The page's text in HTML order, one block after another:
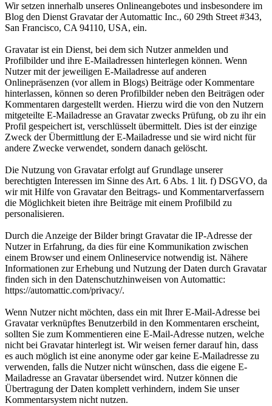
Wir setzen innerhalb unseres Onlineangebotes und insbesondere im
Blog den Dienst Gravatar der Automattic Inc., 60 29th Street #343,
San Francisco, CA 94110, USA, ein.
Gravatar ist ein Dienst, bei dem sich Nutzer anmelden und
Profilbilder und ihre E-Mailadressen hinterlegen können. Wenn
Nutzer mit der jeweiligen E-Mailadresse auf anderen
Onlinepräsenzen (vor allem in Blogs) Beiträge oder Kommentare
hinterlassen, können so deren Profilbilder neben den Beiträgen oder
Kommentaren dargestellt werden. Hierzu wird die von den Nutzern
mitgeteilte E-Mailadresse an Gravatar zwecks Prüfung, ob zu ihr ein
Profil gespeichert ist, verschlüsselt übermittelt. Dies ist der einzige
Zweck der Übermittlung der E-Mailadresse und sie wird nicht für
andere Zwecke verwendet, sondern danach gelöscht.
Die Nutzung von Gravatar erfolgt auf Grundlage unserer
berechtigten Interessen im Sinne des Art. 6 Abs. 1 lit. f) DSGVO, da
wir mit Hilfe von Gravatar den Beitrags- und Kommentarverfassern
die Möglichkeit bieten ihre Beiträge mit einem Profilbild zu
personalisieren.
Durch die Anzeige der Bilder bringt Gravatar die IP-Adresse der
Nutzer in Erfahrung, da dies für eine Kommunikation zwischen
einem Browser und einem Onlineservice notwendig ist. Nähere
Informationen zur Erhebung und Nutzung der Daten durch Gravatar
finden sich in den Datenschutzhinweisen von Automattic:
https://automattic.com/privacy/.
Wenn Nutzer nicht möchten, dass ein mit Ihrer E-Mail-Adresse bei
Gravatar verknüpftes Benutzerbild in den Kommentaren erscheint,
sollten Sie zum Kommentieren eine E-Mail-Adresse nutzen, welche
nicht bei Gravatar hinterlegt ist. Wir weisen ferner darauf hin, dass
es auch möglich ist eine anonyme oder gar keine E-Mailadresse zu
verwenden, falls die Nutzer nicht wünschen, dass die eigene E-
Mailadresse an Gravatar übersendet wird. Nutzer können die
Übertragung der Daten komplett verhindern, indem Sie unser
Kommentarsystem nicht nutzen.